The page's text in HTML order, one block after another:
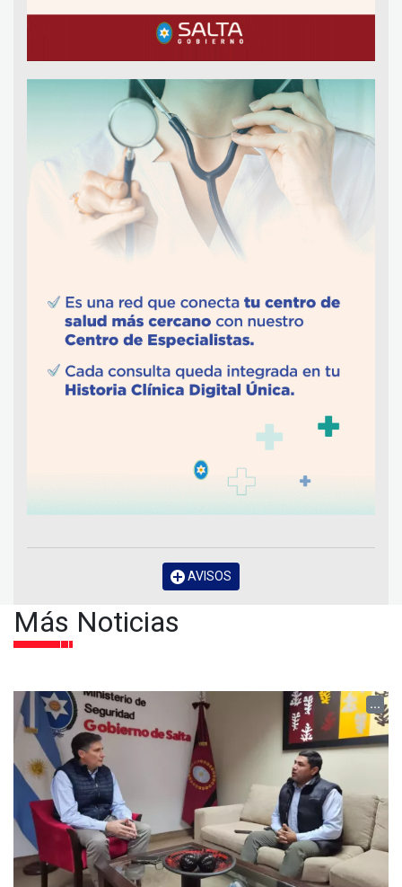
AVISOS
Más Noticias
...